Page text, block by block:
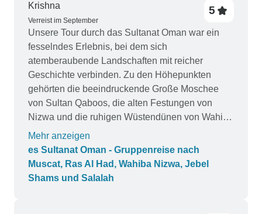
Krishna
Verreist im September
5
Unsere Tour durch das Sultanat Oman war ein
fesselndes Erlebnis, bei dem sich
atemberaubende Landschaften mit reicher
Geschichte verbinden. Zu den Höhepunkten
gehörten die beeindruckende Große Moschee
von Sultan Qaboos, die alten Festungen von
Nizwa und die ruhigen Wüstendünen von Wahiba
Sands. Die Küstenstadt Sur sorgte für einen
charmanten maritimen Touch. Unsere Reiseleiter
waren hervorragend und haben uns die Kultur
und das Erbe Omans näher gebracht. Eine
Mehr anzeigen
es Sultanat Oman - Gruppenreise nach
Muscat, Ras Al Had, Wahiba Nizwa, Jebel
Shams und Salalah